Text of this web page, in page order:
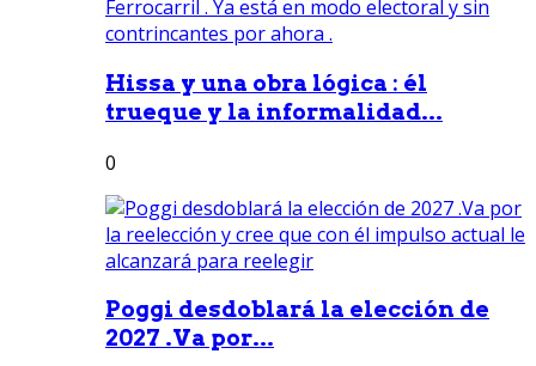
Hissa y una obra lógica : él
trueque y la informalidad...
0
Poggi desdoblará la elección de
2027 .Va por...